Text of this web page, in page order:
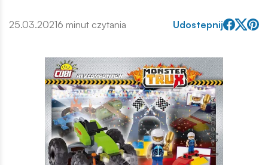
25.03.20216 minut czytania Udostepnij